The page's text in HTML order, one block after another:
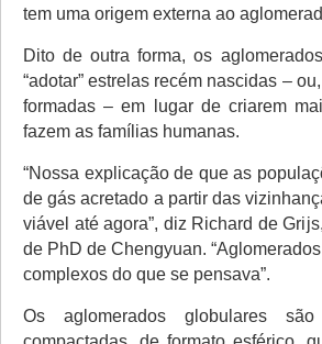
tem uma origem externa ao
Dito de outra forma, os
“adotar” estrelas recém nascidas –
formadas – em lugar de criarem
fazem as famílias humanas.
“Nossa explicação de que as
de gás acretado a partir das
viável até agora”, diz Richard de
de PhD de Chengyuan.
complexos do que se pensava”.
Os aglomerados globulares